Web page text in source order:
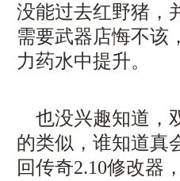
没能过去红野猪，
需要武器店悔不该
力药水中提升。
也没兴趣知道，
的类似，谁知道
回传奇2.10修改器